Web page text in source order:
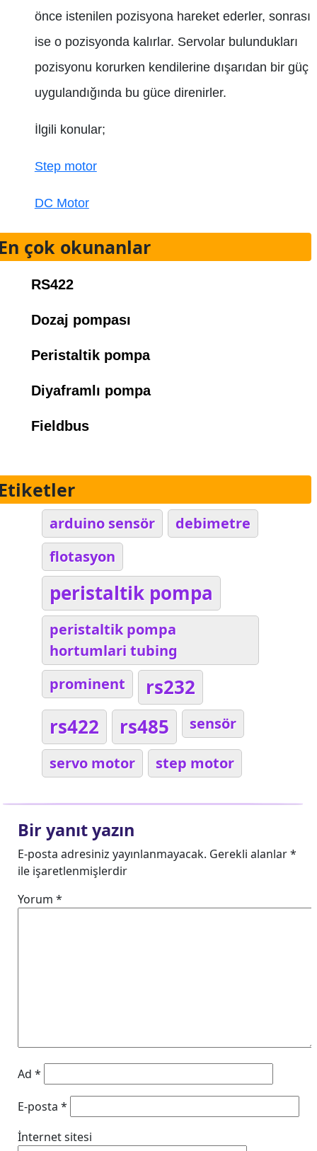
önce istenilen pozisyona hareket ederler,
ise o pozisyonda kalırlar. Servolar bulundukları
pozisyonu korurken kendilerine dışarıdan bir güç
uygulandığında bu güce direnirler.
İlgili konular;
Step motor
DC Motor
çok okunanlar
RS422
Dozaj pompası
Peristaltik pompa
Diyaframlı pompa
Fieldbus
arduino sensör
debimetre
flotasyon
peristaltik pompa
peristaltik pompa
hortumlari tubing
prominent
rs232
rs422
rs485 sensör
servo motor step motor
Bir yanıt yazın
E-posta adresiniz yayınlanmayacak. Gerekli alanlar*
ile işaretlenmişlerdir
Yorum*
Ad*
E-posta*
İnternet sitesi